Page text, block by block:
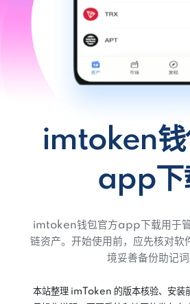
imtoken钱
app下
imtoken钱包官方app下载用于
链资产。开始使用前，应先核对软
境妥善备份助记词
本站整理 imToken 的版本核验、安装